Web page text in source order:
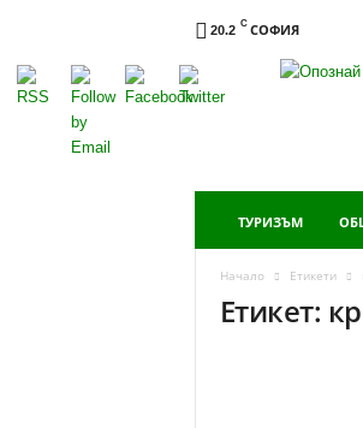
20.2 C СОФИЯ
България
ТУРИЗЪМ
Начало Етикети
Етикет: